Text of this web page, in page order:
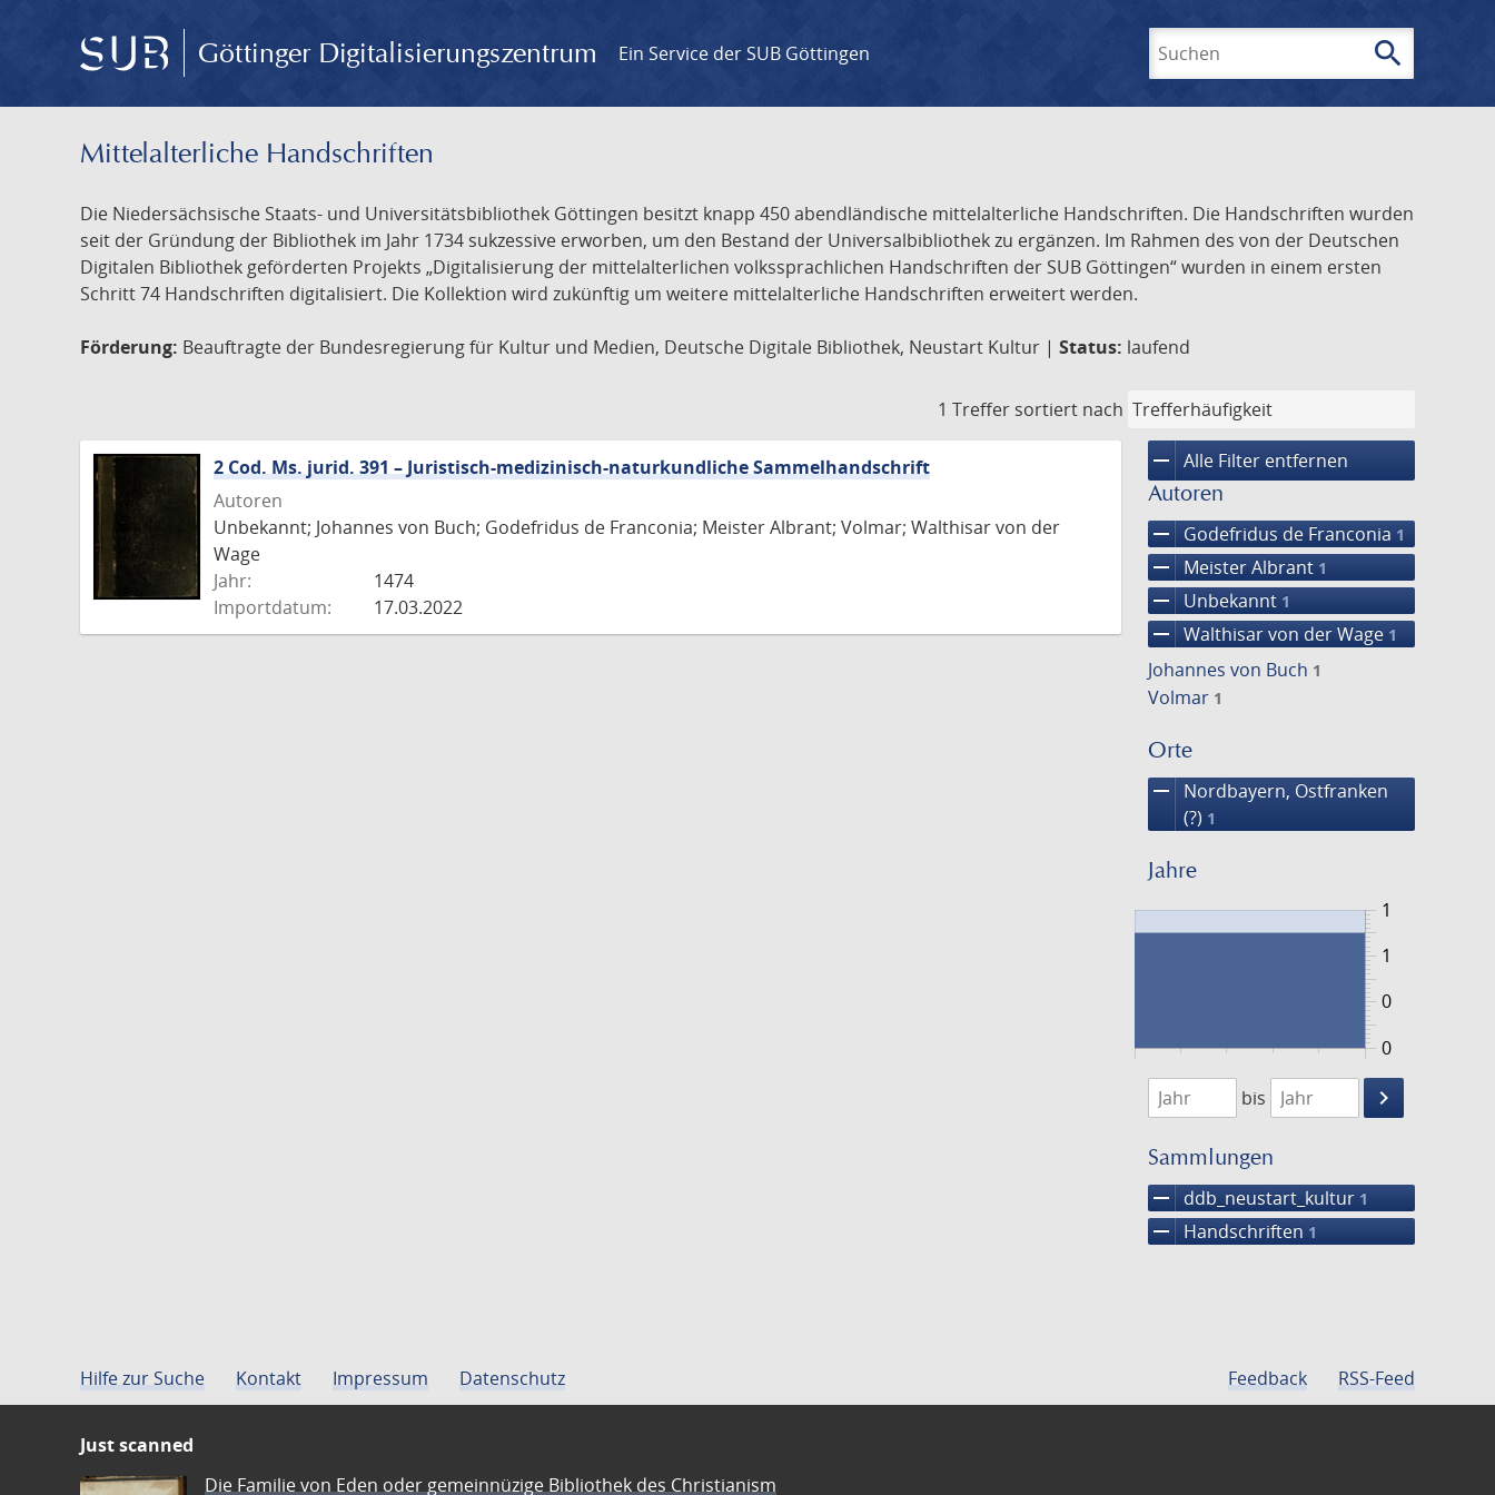
Göttinger Digitalisierungszentrum Ein Service der SUB Göttingen search
Mittelalterliche Handschriften
Die Niedersächsische Staats- und Universitätsbibliothek Göttingen besitzt knapp 450 abendländische mittelalterliche Handschriften. Die Handschriften wurden
seit der Gründung der Bibliothek im Jahr 1734 sukzessive erworben, um den Bestand der Universalbibliothek zu ergänzen. Im Rahmen des von der Deutschen
Digitalen Bibliothek geförderten Projekts „Digitalisierung der mittelalterlichen volkssprachlichen Handschriften der SUB Göttingen“ wurden in einem ersten
Schritt 74 Handschriften digitalisiert. Die Kollektion wird zukünftig um weitere mittelalterliche Handschriften erweitert werden.
Förderung: Beauftragte der Bundesregierung für Kultur und Medien, Deutsche Digitale Bibliothek, Neustart Kultur | Status: laufend
1 Treffer sortiert nach
remove Alle Filter entfernen
Autoren
remove Godefridus de Franconia 1
remove Meister Albrant 1
remove Unbekannt 1
remove Walthisar von der Wage 1
Johannes von Buch 1
Volmar 1
Orte
remove
Nordbayern, Ostfranken
(?) 1
Jahre
0
1
0
1
1474
1475
bis
keyboard_arrow_right
Suche
Sammlungen
remove ddb_neustart_kultur 1
remove Handschriften 1
2 Cod. Ms. jurid. 391 – Juristisch-medizinisch-naturkundliche Sammelhandschrift
Autoren
Unbekannt; Johannes von Buch; Godefridus de Franconia; Meister Albrant; Volmar; Walthisar von der
Wage
Jahr:
1474
Importdatum:
17.03.2022
Hilfe zur Suche Kontakt Impressum Datenschutz Feedback RSS-Feed
Just scanned
Die Familie von Eden oder gemeinnüzige Bibliothek des Christianism